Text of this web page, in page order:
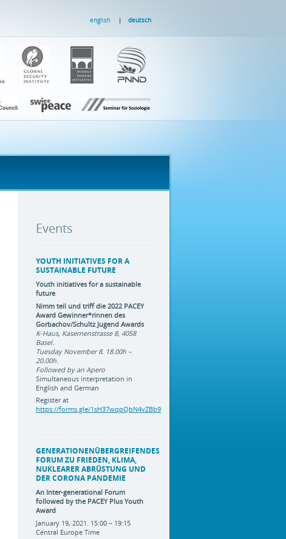
english deutsch
Events
YOUTH INITIATIVES FOR A
SUSTAINABLE FUTURE
Youth initiatives for a sustainable
future
Nimm teil und triff die 2022 PACEY
Award Gewinner*rinnen des
Gorbachov/Schultz Jugend Awards
K-Haus, Kasernenstrasse 8, 4058
Basel.
Tuesday November 8. 18.00h –
20.00h.
Followed by an Apero
Simultaneous interpretation in
English and German
Register at
https://forms.gle/1sH37wqpQbN4vZBb9
GENERATIONENÜBERGREIFENDES
FORUM ZU FRIEDEN, KLIMA,
NUKLEARER ABRÜSTUNG UND
DER CORONA PANDEMIE
An Inter-generational Forum
followed by the PACEY Plus Youth
Award
January 19, 2021. 15:00 – 19:15
Central Europe Time